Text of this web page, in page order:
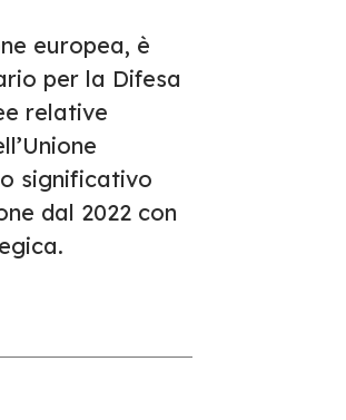
europea, è
per la Difesa
relative
significativo
dal 2022 con